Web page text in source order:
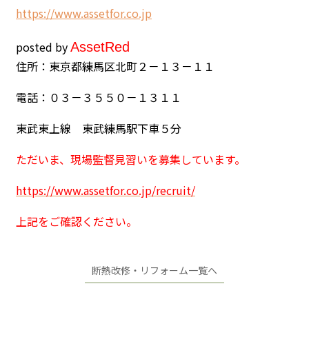
https://www.assetfor.co.jp
posted byAssetRed
住所：東京都練馬区北町２－１３－１１
電話：０３－３５５０－１３１１
東武東上線 東武練馬駅下車５分
ただいま、現場監督見習いを募集しています。
https://www.assetfor.co.jp/recruit/
上記をご確認ください。
断熱改修・リフォーム一覧へ